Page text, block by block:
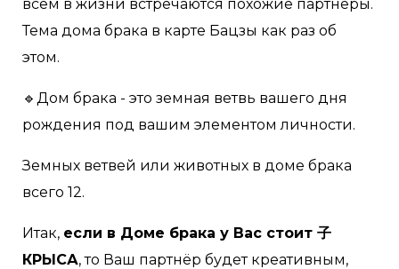
всем в жизни встречаются похожие партнёры.
Тема дома брака в карте Бацзы как раз об
этом.
🔹Дом брака - это земная ветвь вашего дня
рождения под вашим элементом личности.
Земных ветвей или животных в доме брака
всего 12.
Итак, если в Доме брака у Вас стоит 子
КРЫСА, то Ваш партнёр будет креативным,